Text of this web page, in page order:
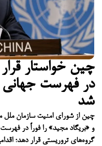
چین خواستار
در فهرست جهانی
شد
چین از شورای امنیت سازمان
گروه‌های تروریستی قرار دهد؛